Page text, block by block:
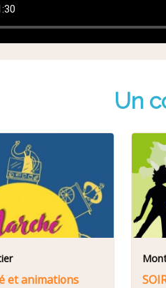
Un
et animations